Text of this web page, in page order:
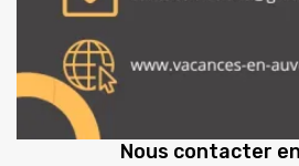
Nous contacter